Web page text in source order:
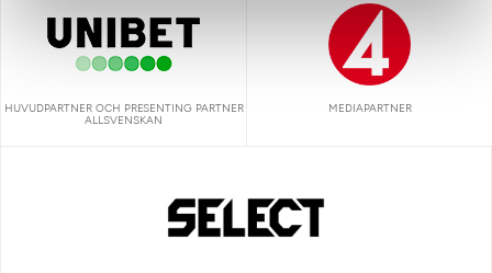
HUVUDPARTNER OCH PRESENTING PARTNER
ALLSVENSKAN
MEDIAPARTNER